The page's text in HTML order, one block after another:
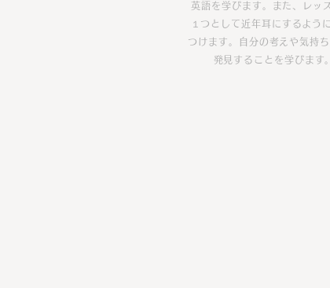
英語を学びます。
また、レッ
１つとして近年耳にするよう
つけます。自分の考えや気持
発見することを学びます。